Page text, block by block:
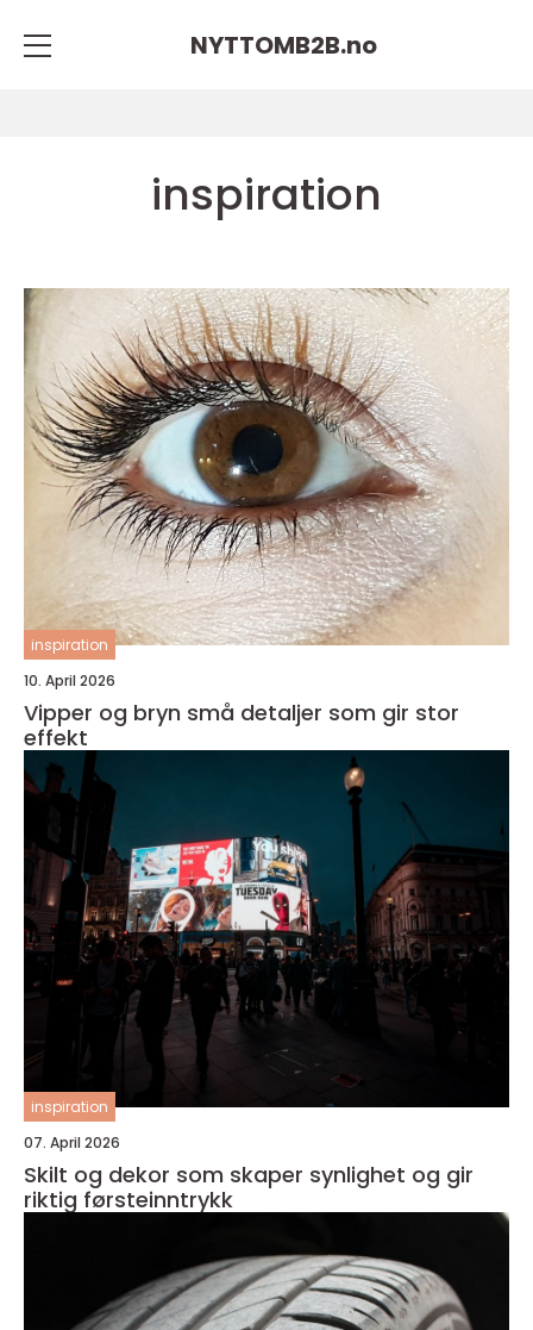
NYTTOMB2B.no
inspiration
inspiration
10. April 2026
Vipper og bryn små detaljer som gir stor
effekt
inspiration
07. April 2026
Skilt og dekor som skaper synlighet og gir
riktig førsteinntrykk